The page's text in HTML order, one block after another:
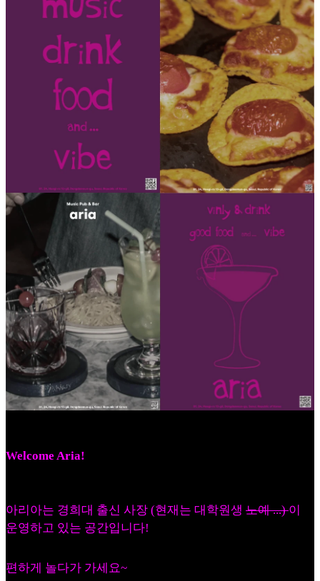
Welcome Aria!
아리아는 경희대 출신 사장 (현재는 대학원생 노예 ...)이
운영하고 있는 공간입니다!
편하게 놀다가 가세요~